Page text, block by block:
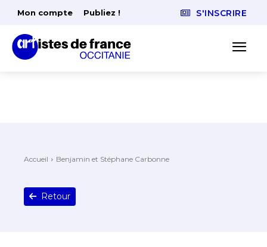
Mon compte Publiez ! S'INSCRIRE
Accueil Benjamin et Stéphane Carbonne
Retour